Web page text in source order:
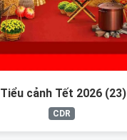
Tiểu cảnh Tết 2026 (23)
CDR